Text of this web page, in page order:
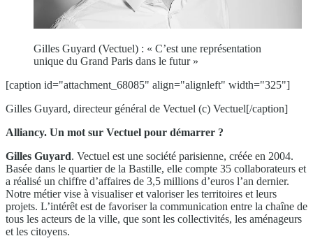
Gilles Guyard (Vectuel) : « C’est une représentation
unique du Grand Paris dans le futur »
[caption id="attachment_68085" align="alignleft" width="325"]
Gilles Guyard, directeur général de Vectuel (c) Vectuel[/caption]
Alliancy. Un mot sur Vectuel pour démarrer ?
Gilles Guyard. Vectuel est une société parisienne, créée en 2004.
Basée dans le quartier de la Bastille, elle compte 35 collaborateurs et
a réalisé un chiffre d’affaires de 3,5 millions d’euros l’an dernier.
Notre métier vise à visualiser et valoriser les territoires et leurs
projets. L’intérêt est de favoriser la communication entre la chaîne de
tous les acteurs de la ville, que sont les collectivités, les aménageurs
et les citoyens.